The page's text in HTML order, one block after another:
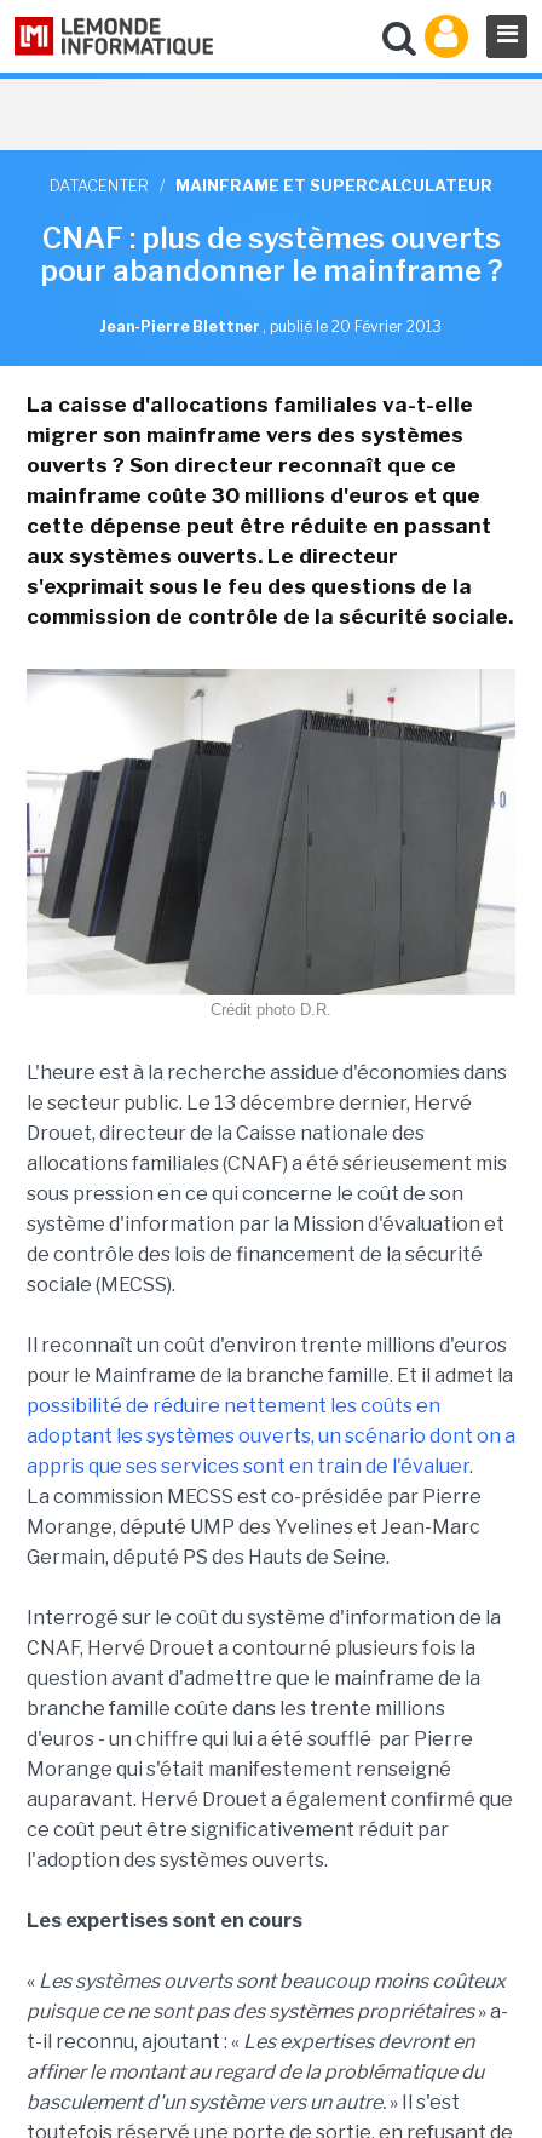
DATACENTER / MAINFRAME ET SUPERCALCULATEUR
CNAF : plus de systèmes ouverts
pour abandonner le mainframe ?
Jean-Pierre Blettner , publié le 20 Février 2013
La caisse d'allocations familiales va-t-elle
migrer son mainframe vers des systèmes
ouverts ? Son directeur reconnaît que ce
mainframe coûte 30 millions d'euros et que
cette dépense peut être réduite en passant
aux systèmes ouverts. Le directeur
s'exprimait sous le feu des questions de la
commission de contrôle de la sécurité sociale.
Crédit photo D.R.
L'heure est à la recherche assidue d'économies dans
le secteur public. Le 13 décembre dernier, Hervé
Drouet, directeur de la Caisse nationale des
allocations familiales (CNAF) a été sérieusement mis
sous pression en ce qui concerne le coût de son
système d'information par la Mission d'évaluation et
de contrôle des lois de financement de la sécurité
sociale (MECSS).
Il reconnaît un coût d'environ trente millions d'euros
pour le Mainframe de la branche famille. Et il admet la
possibilité de réduire nettement les coûts en
adoptant les systèmes ouverts, un scénario dont on a
appris que ses services sont en train de l'évaluer.
La commission MECSS est co-présidée par Pierre
Morange, député UMP des Yvelines et Jean-Marc
Germain, député PS des Hauts de Seine.
Interrogé sur le coût du système d'information de la
CNAF, Hervé Drouet a contourné plusieurs fois la
question avant d'admettre que le mainframe de la
branche famille coûte dans les trente millions
d'euros - un chiffre qui lui a été soufflé par Pierre
Morange qui s'était manifestement renseigné
auparavant. Hervé Drouet a également confirmé que
ce coût peut être significativement réduit par
l'adoption des systèmes ouverts.
Les expertises sont en cours
« Les systèmes ouverts sont beaucoup moins coûteux
puisque ce ne sont pas des systèmes propriétaires» a-
t-il reconnu, ajoutant : « Les expertises devront en
affiner le montant au regard de la problématique du
basculement d'un système vers un autre.» Il s'est
toutefois réservé une porte de sortie, en refusant de